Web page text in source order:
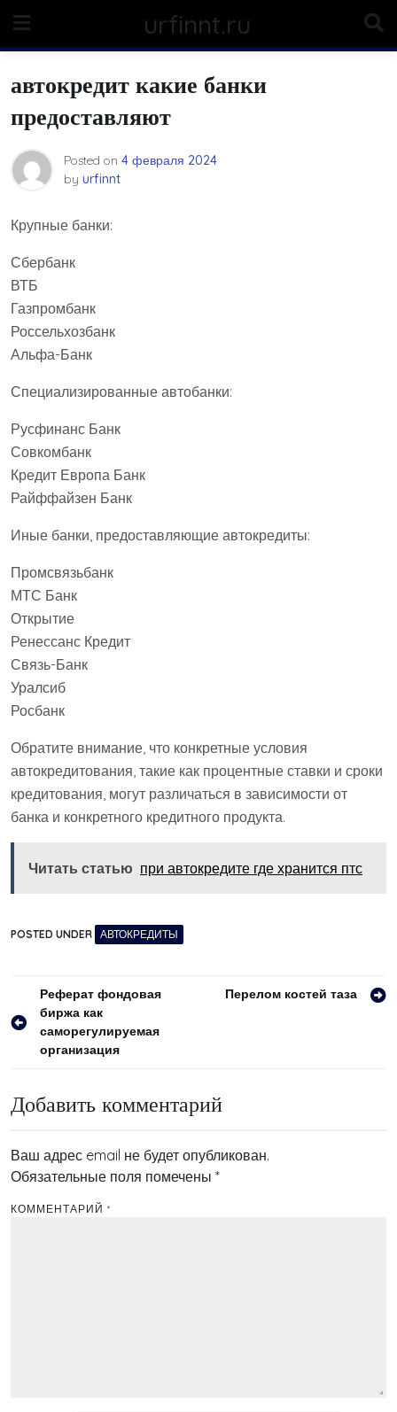
content
urfinnt.ru
автокредит какие банки
предоставляют
Posted on 4 февраля 2024
by urfinnt
Крупные банки:
Сбербанк
ВТБ
Газпромбанк
Россельхозбанк
Альфа-Банк
Специализированные автобанки:
Русфинанс Банк
Совкомбанк
Кредит Европа Банк
Райффайзен Банк
Иные банки, предоставляющие автокредиты:
Промсвязьбанк
МТС Банк
Открытие
Ренессанс Кредит
Связь-Банк
Уралсиб
Росбанк
Обратите внимание, что конкретные условия
автокредитования, такие как процентные ставки и сроки
кредитования, могут различаться в зависимости от
банка и конкретного кредитного продукта.
Читать статью при автокредите где хранится птс
POSTED UNDER АВТОКРЕДИТЫ
Навигация
по
записям
Реферат фондовая
биржа как
саморегулируемая
организация
Перелом костей таза
Добавить комментарий
Ваш адрес email не будет опубликован.
Обязательные поля помечены *
КОММЕНТАРИЙ *